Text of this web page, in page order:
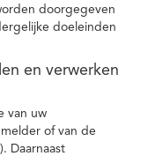
doorgegeven
doeleinden
en verwerken
van uw
of van de
Daarnaast